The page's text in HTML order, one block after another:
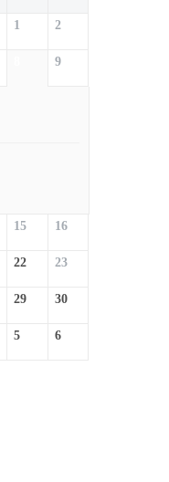
1 2
9
15 16
22 23
29 30
5 6